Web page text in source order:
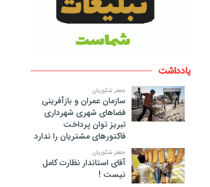
یادداشت
جعفر شکوریان
سازمان عمران و بازآفرینی
فضاهای شهری شهرداری
تبریز توان پرداخت
فاکتورهای مشتریان را ندارد
جعفر شکوریان
آقای استاندار نظارت کامل
نیست !